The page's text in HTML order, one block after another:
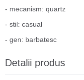
- mecanism: quartz
- stil: casual
- gen: barbatesc
Detalii produs